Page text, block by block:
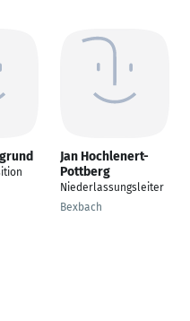
Jan Hochlenert-
Pottberg
Niederlassungsleiter
Bexbach